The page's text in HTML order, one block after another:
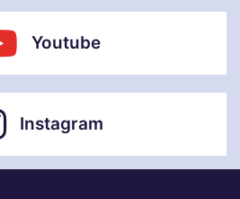
Youtube
Instagram